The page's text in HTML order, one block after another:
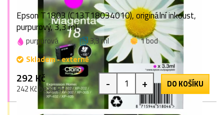
Epson T1803 (C13T18034010), originální inkoust,
purpurový, 3,3 ml
purpurová 3,3 ml
1 bod
Skladem - externě
292 Kč
242 Kč bez DPH - + DO KOŠÍKU